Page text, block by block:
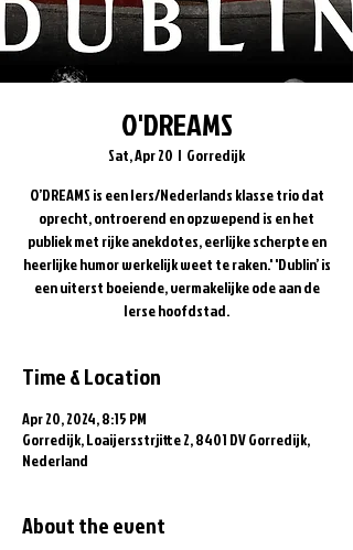
O'DREAMS
Sat, Apr 20
  |
Gorredijk
O’DREAMS is een Iers/Nederlands klasse trio dat
oprecht, ontroerend en opzwepend is en het
publiek met rijke anekdotes, eerlijke scherpte en
heerlijke humor werkelijk weet te raken.' 'Dublin’ is
een uiterst boeiende, vermakelijke ode aan de
Ierse hoofdstad.
Time & Location
Apr 20, 2024, 8:15 PM
Gorredijk, Loaijersstrjitte 2, 8401 DV Gorredijk,
Nederland
About the event